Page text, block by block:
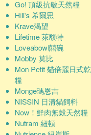
Go! 頂級抗敏天然糧
Hill's 希爾思
Krave渴望
Lifetime 萊馥特
Loveabowl囍碗
Mobby 莫比
Mon Petit 貓倍麗日式乾
糧
Monge瑪恩吉
NISSIN 日清貓飼料
Now！鮮肉無穀天然糧
Nutram 紐頓